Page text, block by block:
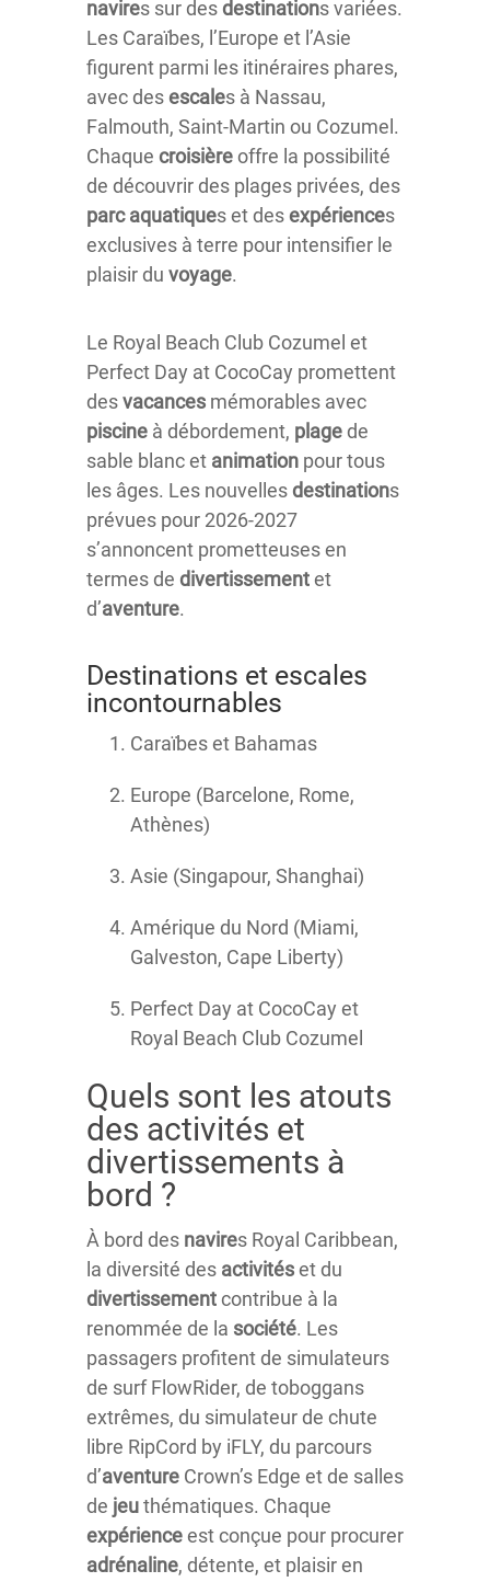
navires sur desdestinations variées.
Les Caraïbes, l’Europe et l’Asie
figurent parmi les itinéraires phares,
avec desescales à Nassau,
Falmouth, Saint-Martin ou Cozumel.
Chaque croisièreoffre la possibilité
de découvrir des plages privées, des
parc aquatiques et desexpériences
exclusives à terre pour intensifier le
plaisir du voyage.
Le Royal Beach Club Cozumel et
Perfect Day at CocoCay promettent
desvacances mémorables avec
piscine à débordement, plage de
sable blanc et animation pour tous
les âges. Les nouvellesdestinations
prévues pour 2026-2027
s’annoncent prometteuses en
termes de divertissementet
d’aventure.
Destinations et escales
incontournables
Caraïbes et Bahamas
Europe (Barcelone, Rome,
Athènes)
Asie (Singapour, Shanghai)
Amérique du Nord (Miami,
Galveston, Cape Liberty)
Perfect Day at CocoCay et
Royal Beach Club Cozumel
Quels sont les atouts
des activités et
divertissements à
bord ?
À bord des navires Royal Caribbean,
la diversité des activitéset du
divertissementcontribue à la
renommée de la société. Les
passagers profitent de simulateurs
de surf FlowRider, de toboggans
extrêmes, du simulateur de chute
libre RipCord by iFLY, du parcours
d’aventure Crown’s Edge et de salles
de jeuthématiques. Chaque
expérienceest conçue pour procurer
adrénaline, détente, et plaisir en